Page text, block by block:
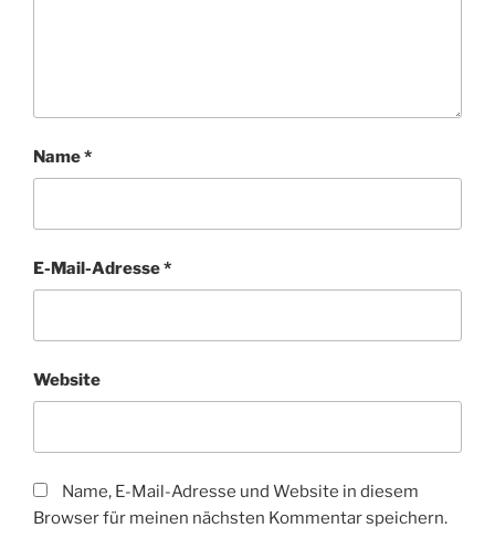
Name*
E-Mail-Adresse*
Website
Name, E-Mail-Adresse und Website in diesem
Browser für meinen nächsten Kommentar speichern.